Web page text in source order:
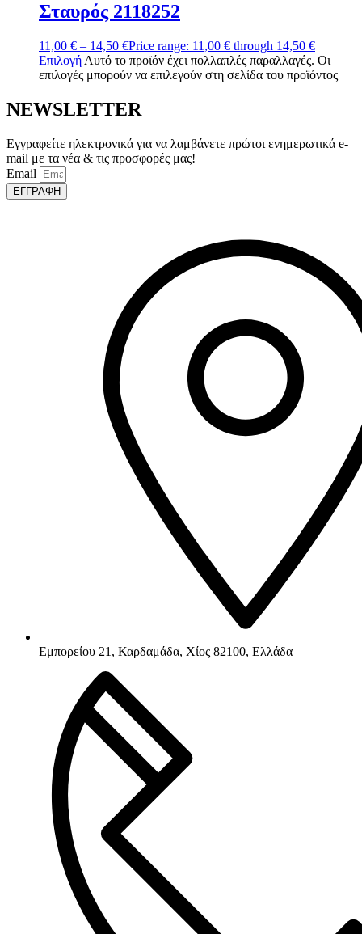
Σταυρός 2118252
11,00 € – 14,50 €Price range: 11,00 € through 14,50 €
Επιλογή Αυτό το προϊόν έχει πολλαπλές παραλλαγές. Οι
επιλογές μπορούν να επιλεγούν στη σελίδα του προϊόντος
NEWSLETTER
Εγγραφείτε ηλεκτρονικά για να λαμβάνετε πρώτοι ενημερωτικά e-
mail με τα νέα & τις προσφορές μας!
Email
ΕΓΓΡΑΦΗ
Εμπορείου 21, Καρδαμάδα, Χίος 82100, Ελλάδα